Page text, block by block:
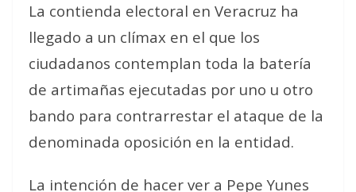
La contienda electoral en Veracruz ha
llegado a un clímax en el que los
ciudadanos contemplan toda la batería
de artimañas ejecutadas por uno u otro
bando para contrarrestar el ataque de la
denominada oposición en la entidad.
La intención de hacer ver a Pepe Yunes